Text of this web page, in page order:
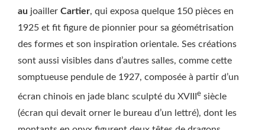
au joailler Cartier, qui exposa quelque 150 pièces en
1925 et fit figure de pionnier pour sa géométrisation
des formes et son inspiration orientale. Ses créations
sont aussi visibles dans d’autres salles, comme cette
somptueuse pendule de 1927, composée à partir d’un
écran chinois en jade blanc sculpté du XVIII e siècle
(écran qui devait orner le bureau d’un lettré), dont les